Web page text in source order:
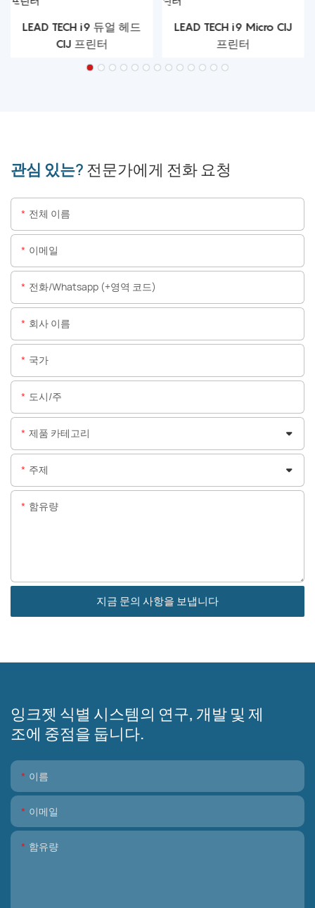
LEAD TECH i9 듀얼 헤드
CIJ 프린터
LEAD TECH i9 Micro CIJ
프린터
관심 있는? 전문가에게 전화 요청
전체 이름
이메일
전화/whatsapp (+영역 코드)
회사 이름
국가
도시/주
제품 카테고리
주제
함유량
지금 문의 사항을 보냅니다
잉크젯 식별 시스템의 연구, 개발 및 제
조에 중점을 둡니다.
이름
이메일
함유량